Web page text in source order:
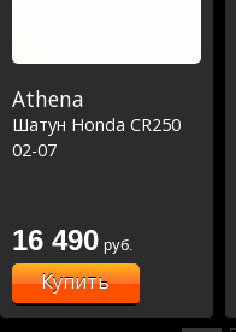
Athena
Шатун Honda CR250
02-07
16 490 руб.
Купить